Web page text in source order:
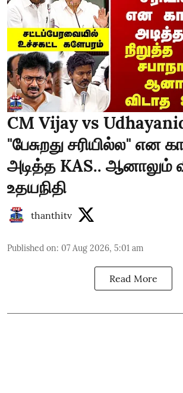
CM Vijay vs
"பேசுறது சரியில்ல" என
அடித்த KAS.. ஆனாலும்
உதயநிதி
thanthitv
Published on: 07 Aug 2026, 5:01 am
Read More